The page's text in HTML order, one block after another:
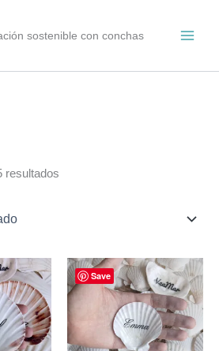
sostenible con conchas
resultados
Save
Rango
de
precios:
desde
€33.47
hasta
€424.05
Este
producto
tiene
múltiples
variantes.